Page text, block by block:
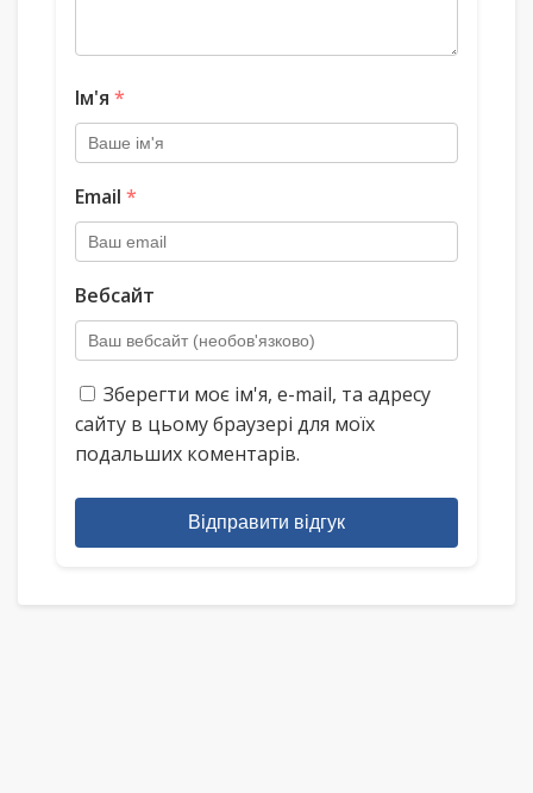
Ім'я *
Email *
Вебсайт
Зберегти моє ім'я, e-mail, та адресу
сайту в цьому браузері для моїх
подальших коментарів.
Відправити відгук